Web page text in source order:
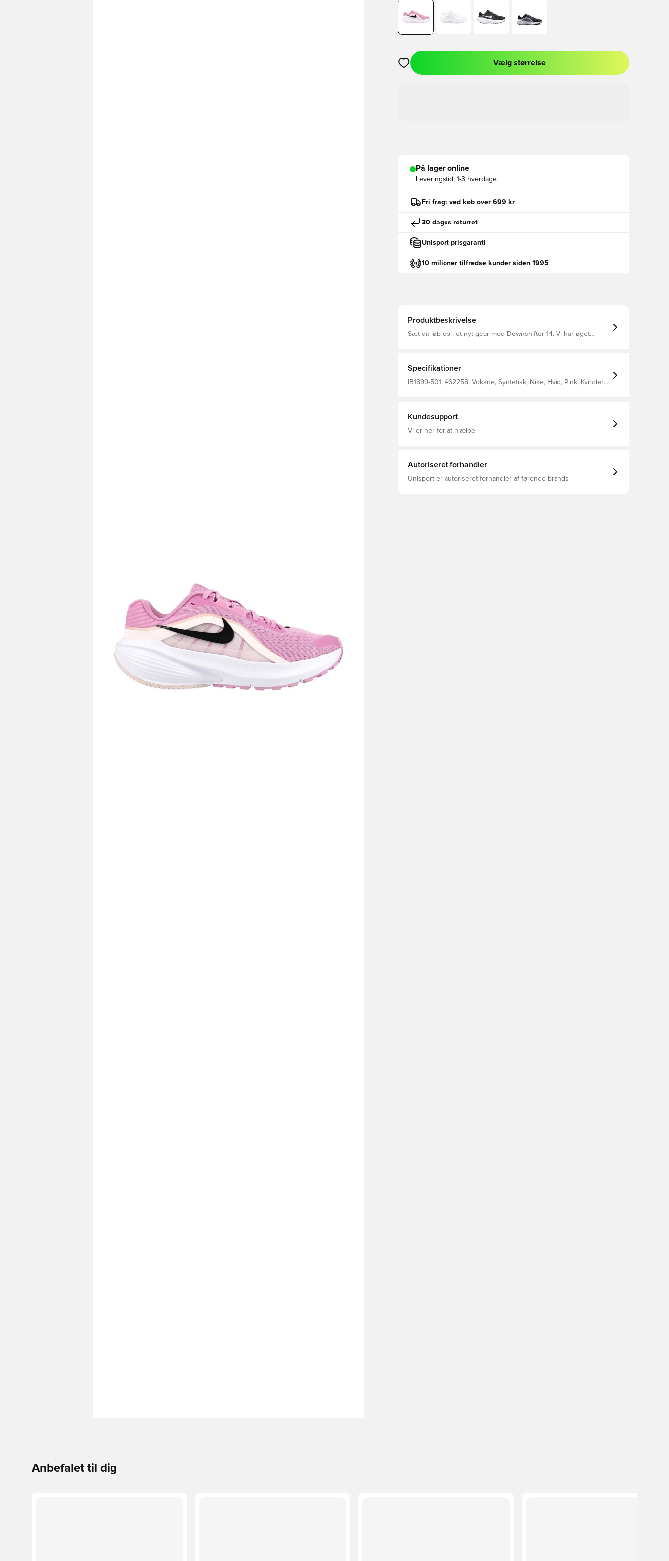
Åbner en Modal til at logge ind eller tilmelde dig som medlem
Vælg størrelse
På lager online
Leveringstid: 1-3 hverdage
Fri fragt ved køb over 699 kr
30 dages returret
Unisport prisgaranti
10 milioner tilfredse kunder siden 1995
Produktbeskrivelse
Sæt dit løb op i et nyt gear med Downshifter 14. Vi har øget
midterfodsbånd giver dig en følelse af støtte.
Specifikationer
IB1899-501, 462258, Voksne, Syntetisk, Nike, Hvid, Pink, Kvinder,
Kundesupport
Vi er her for at hjælpe
Autoriseret forhandler
Unisport er autoriseret forhandler af førende brands
Anbefalet til dig